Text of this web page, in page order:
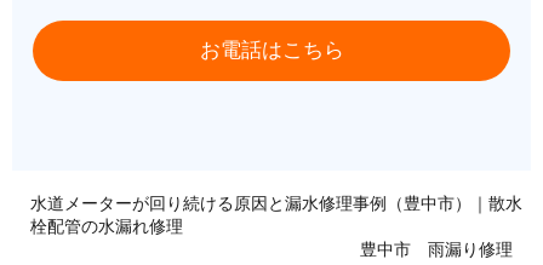
お電話はこちら
水道メーターが回り続ける原因と漏水修理事例（豊中市）｜散水
栓配管の水漏れ修理
豊中市 雨漏り修理